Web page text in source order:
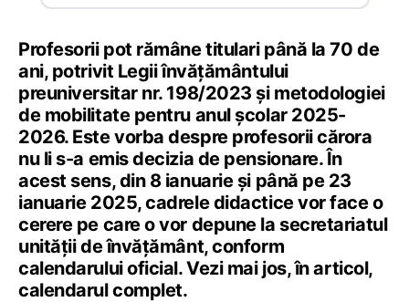
Profesorii pot rămâne titulari până la 70 de
ani, potrivit Legii învățământului
preuniversitar nr. 198/2023 și metodologiei
de mobilitate pentru anul școlar 2025-
2026. Este vorba despre profesorii cărora
nu li s-a emis decizia de pensionare. În
acest sens, din 8 ianuarie și până pe 23
ianuarie 2025, cadrele didactice vor face o
cerere pe care o vor depune la secretariatul
unității de învățământ, conform
calendarului oficial. Vezi mai jos, în articol,
calendarul complet.